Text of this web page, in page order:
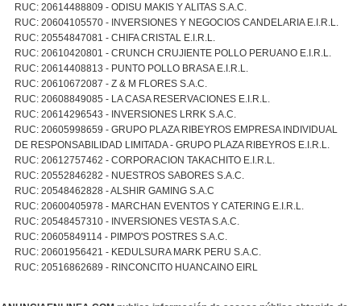
RUC: 20614488809 - ODISU MAKIS Y ALITAS S.A.C.
RUC: 20604105570 - INVERSIONES Y NEGOCIOS CANDELARIA E.I.R.L.
RUC: 20554847081 - CHIFA CRISTAL E.I.R.L.
RUC: 20610420801 - CRUNCH CRUJIENTE POLLO PERUANO E.I.R.L.
RUC: 20614408813 - PUNTO POLLO BRASA E.I.R.L.
RUC: 20610672087 - Z & M FLORES S.A.C.
RUC: 20608849085 - LA CASA RESERVACIONES E.I.R.L.
RUC: 20614296543 - INVERSIONES LRRK S.A.C.
RUC: 20605998659 - GRUPO PLAZA RIBEYROS EMPRESA INDIVIDUAL
DE RESPONSABILIDAD LIMITADA - GRUPO PLAZA RIBEYROS E.I.R.L.
RUC: 20612757462 - CORPORACION TAKACHITO E.I.R.L.
RUC: 20552846282 - NUESTROS SABORES S.A.C.
RUC: 20548462828 - ALSHIR GAMING S.A.C
RUC: 20600405978 - MARCHAN EVENTOS Y CATERING E.I.R.L.
RUC: 20548457310 - INVERSIONES VESTA S.A.C.
RUC: 20605849114 - PIMPO'S POSTRES S.A.C.
RUC: 20601956421 - KEDULSURA MARK PERU S.A.C.
RUC: 20516862689 - RINCONCITO HUANCAINO EIRL